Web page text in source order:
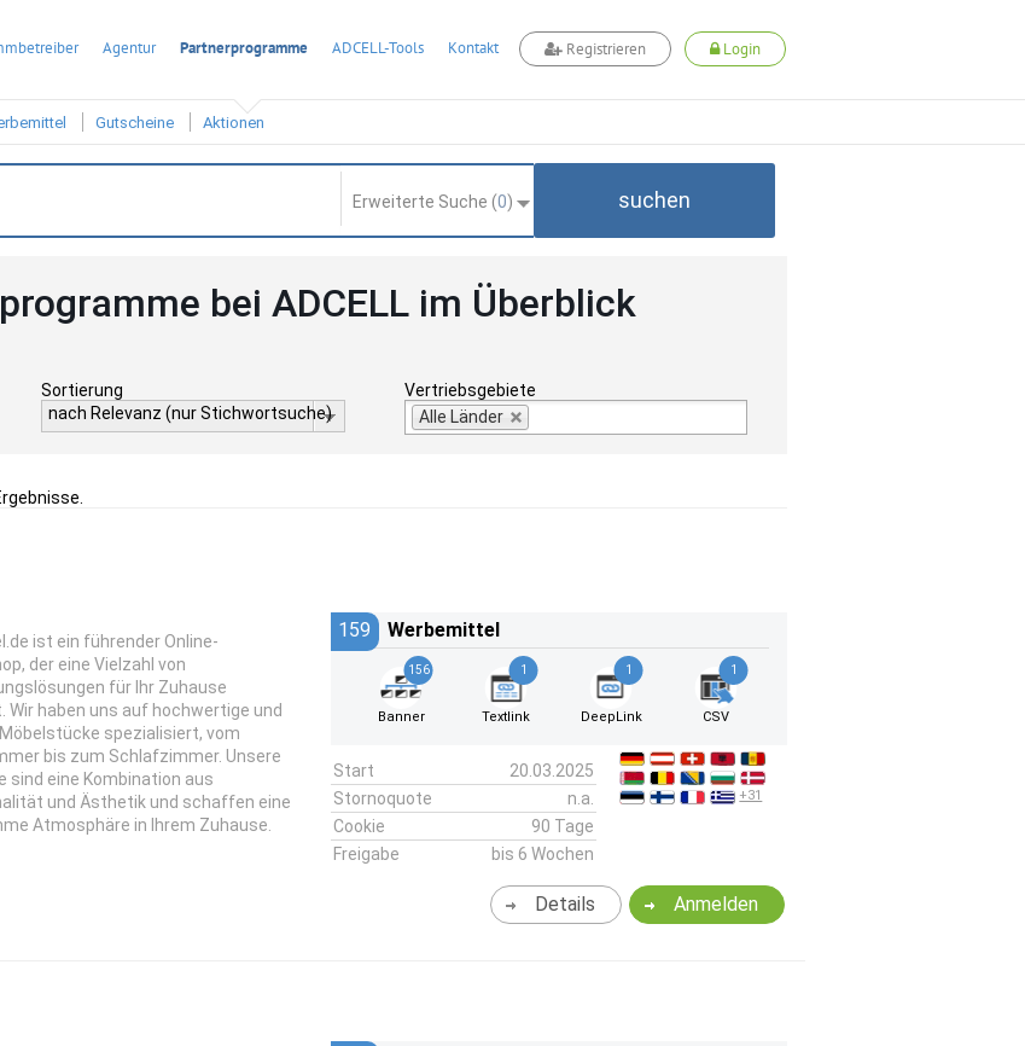
Agentur Partnerprogramme ADCELL-Tools Kontakt Registrieren Login
Gutscheine Aktionen
Erweiterte Suche (0) suchen
bei ADCELL im Überblick
Sortierung
nach Relevanz (nur Stichwortsuche)
Vertriebsgebiete
Alle Länder
ist ein führender Online-
der eine Vielzahl von
für Ihr Zuhause
Wir haben uns auf hochwertige und
spezialisiert, vom
bis zum Schlafzimmer. Unsere
sind eine Kombination aus
und Ästhetik und schaffen eine
Atmosphäre in Ihrem Zuhause.
159 Werbemittel
156
Banner
1
Textlink
1
DeepLink
1
CSV
Start
20.03.2025
Stornoquote
n.a.
Cookie
90 Tage
Freigabe
bis 6 Wochen
+31
Anmelden
Details